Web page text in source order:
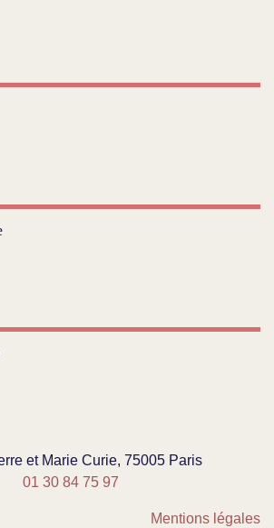
et Marie Curie, 75005 Paris
01 30 84 75 97
Mentions légales